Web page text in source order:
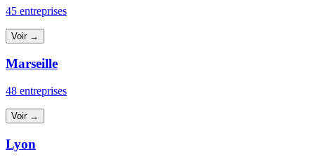
45 entreprises
Voir →
Marseille
48 entreprises
Voir →
Lyon